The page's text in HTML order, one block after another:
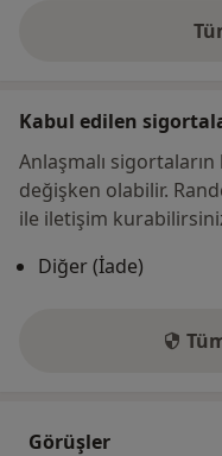
Kabul edilen
Anlaşmalı
değişken olabilir.
ile iletişim
Diğer (İade)
Görüşler